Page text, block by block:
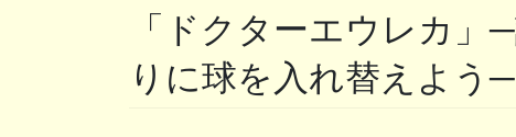
「ドクターエウレカ」─試験管を傾けて、お題通
りに球を入れ替えよう─